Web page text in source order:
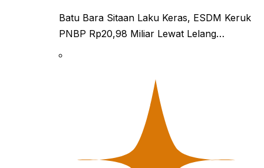
Batu Bara Sitaan Laku Keras, ESDM Keruk
PNBP Rp20,98 Miliar Lewat Lelang…